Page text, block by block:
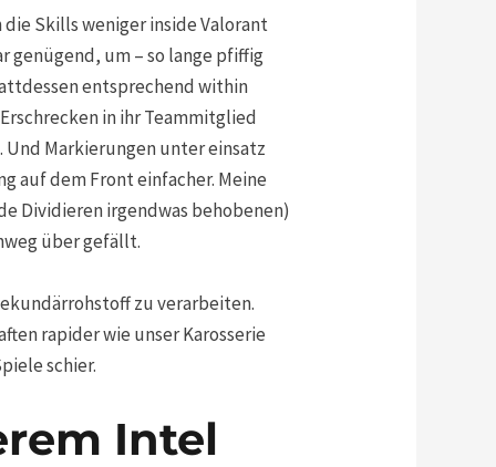
die Skills weniger inside Valorant
genügend, um – so lange pfiffig
entsprechend within
in ihr Teammitglied
Und Markierungen unter einsatz
auf dem Front einfacher. Meine
Dividieren irgendwas behobenen)
über gefällt.
zu verarbeiten.
rapider wie unser Karosserie
schier.
Intel